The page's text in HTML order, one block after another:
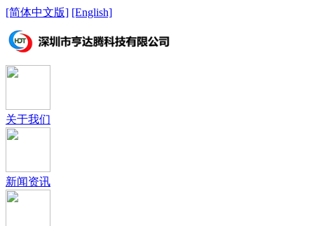
[简体中文版] [English]
关于我们
新闻资讯